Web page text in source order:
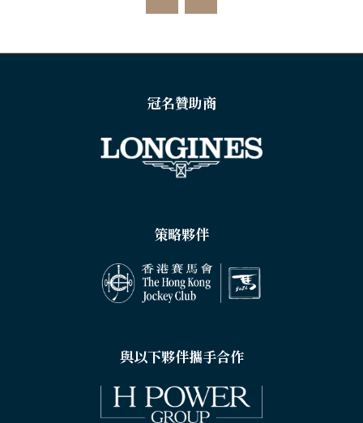
NEW
冠名贊助商
策略夥伴
與以下夥伴攜手合作